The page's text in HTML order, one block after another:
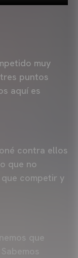
muy
puntos
aquí es
contra ellos
que no
competir y
que